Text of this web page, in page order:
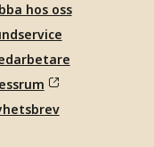
hos oss